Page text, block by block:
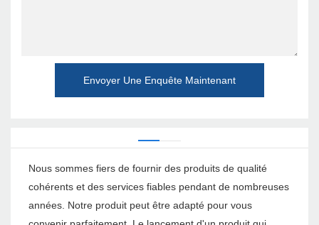
Envoyer Une Enquête Maintenant
Nous sommes fiers de fournir des produits de qualité
cohérents et des services fiables pendant de nombreuses
années. Notre produit peut être adapté pour vous